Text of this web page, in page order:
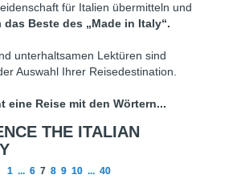
für Italien übermitteln und
das Beste des „Made in Italy“.
unterhaltsamen Lektüren sind
Auswahl Ihrer Reisedestination.
eine Reise mit den Wörtern...
THE ITALIAN
1 ... 6 7 8 9 10 ... 40